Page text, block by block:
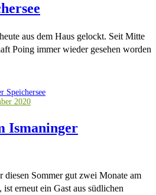
aus dem Haus gelockt. Seit Mitte
Poing immer wieder gesehen worden
2020
Ismaninger
diesen Sommer gut zwei Monate am
ist erneut ein Gast aus südlichen